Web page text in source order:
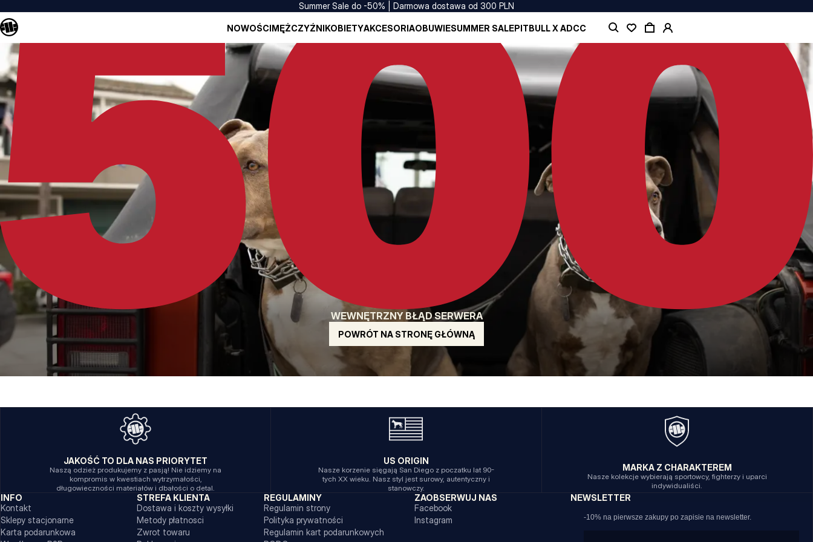
Summer Sale do -50% | Darmowa dostawa od 300 PLN
NOWOŚCIMĘŻCZYŹNIKOBIETYAKCESORIAOBUWIESUMMER SALEPITBULL X ADCC
WEWNĘTRZNY BŁĄD SERWERA
POWRÓT NA STRONĘ GŁÓWNĄ
JAKOŚĆ TO DLA NAS PRIORYTET
Naszą odzież produkujemy z pasją! Nie idziemy na
kompromis w kwestiach wytrzymałości,
długowieczności materiałów i dbałości o detal.
US ORIGIN
Nasze korzenie sięgają San Diego z poczatku lat 90-
tych XX wieku. Nasz styl jest surowy, autentyczny i
stanowczy.
MARKA Z CHARAKTEREM
Nasze kolekcje wybierają sportowcy, fighterzy i uparci
indywidualiści.
INFO
Kontakt
Sklepy stacjonarne
Karta podarunkowa
STREFA KLIENTA
Dostawa i koszty wysyłki
Metody płatnosci
Zwrot towaru
REGULAMINY
Regulamin strony
Polityka prywatności
Regulamin kart podarunkowych
ZAOBSERWUJ NAS
Facebook
Instagram
NEWSLETTER
-10% na pierwsze zakupy po zapisie na newsletter.